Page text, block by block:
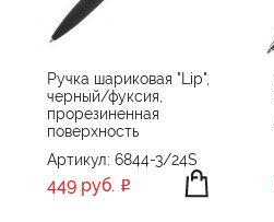
Ручка шариковая "Lip",
черный/фуксия,
прорезиненная
поверхность
Артикул: 6844-3/24S
449 руб.